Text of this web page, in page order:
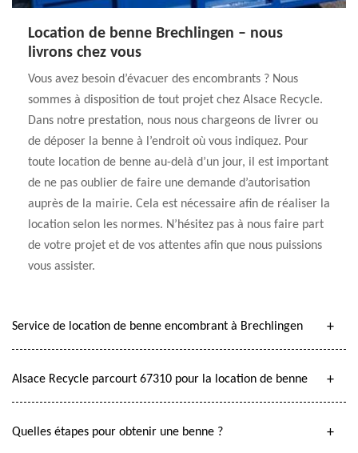
Location de benne Brechlingen – nous
livrons chez vous
Vous avez besoin d’évacuer des encombrants ? Nous
sommes à disposition de tout projet chez Alsace Recycle.
Dans notre prestation, nous nous chargeons de livrer ou
de déposer la benne à l’endroit où vous indiquez. Pour
toute location de benne au-delà d’un jour, il est important
de ne pas oublier de faire une demande d’autorisation
auprès de la mairie. Cela est nécessaire afin de réaliser la
location selon les normes. N’hésitez pas à nous faire part
de votre projet et de vos attentes afin que nous puissions
vous assister.
Service de location de benne encombrant à Brechlingen
Alsace Recycle parcourt 67310 pour la location de benne
Quelles étapes pour obtenir une benne ?